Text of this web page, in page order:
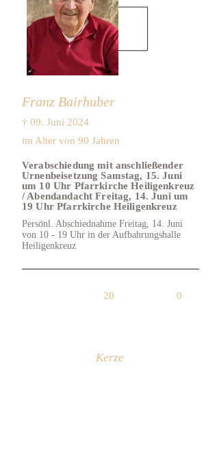
im Alter von 90 Jahren
† 09. Juni 2024
Franz Bairhuber
Verabschiedung mit anschließender
Urnenbeisetzung Samstag, 15. Juni
um 10 Uhr Pfarrkirche Heiligenkreuz
/ Abendandacht Freitag, 14. Juni um
19 Uhr Pfarrkirche Heiligenkreuz
Persönl. Abschiednahme Freitag, 14. Juni
von 10 - 19 Uhr in der Aufbahrungshalle
Heiligenkreuz
20 0
Kerze